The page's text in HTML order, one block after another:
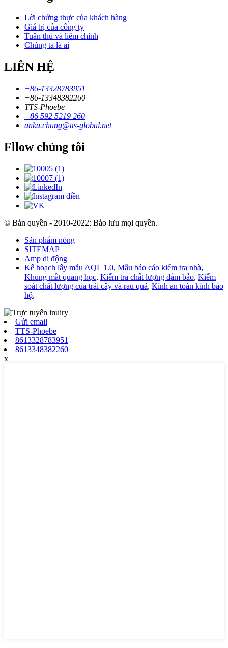
Lời chứng thực của khách hàng
Giá trị của công ty
Tuân thủ và liêm chính
Chúng ta là ai
LIÊN HỆ
+86-13328783951
+86-13348382260
TTS-Phoebe
+86 592 5219 260
anka.chung@tts-global.net
Fllow chúng tôi
© Bản quyền - 2010-2022: Bảo lưu mọi quyền.
Sản phẩm nóng
SITEMAP
Amp di động
Kế hoạch lấy mẫu AQL 1.0, Mẫu báo cáo kiểm tra nhà,
Khung mắt quang học, Kiểm tra chất lượng đảm bảo, Kiểm
soát chất lượng của trái cây và rau quả, Kính an toàn kính bảo
hộ,
Gửi email
TTS-Phoebe
8613328783951
8613348382260
x